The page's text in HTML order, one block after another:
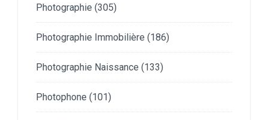
Photographie (305)
Photographie Immobilière (186)
Photographie Naissance (133)
Photophone (101)